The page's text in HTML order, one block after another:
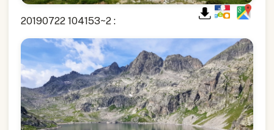
20190722 104153~2 :